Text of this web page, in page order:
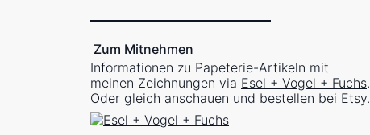
Zum Mitnehmen
Informationen zu Papeterie-Artikeln mit
meinen Zeichnungen via Esel + Vogel + Fuchs.
Oder gleich anschauen und bestellen bei Etsy.